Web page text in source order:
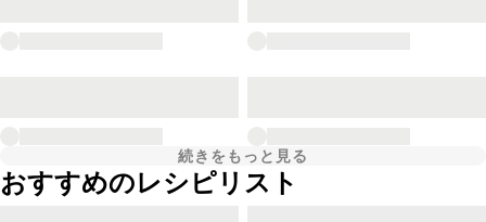
続きをもっと見る
おすすめのレシピリスト